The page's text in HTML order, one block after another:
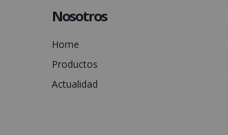
Nosotros
Home
Productos
Actualidad